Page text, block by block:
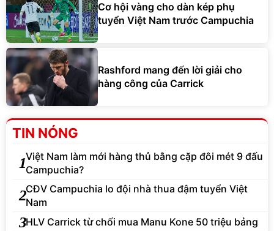
Cơ hội vàng cho dàn kép phụ
tuyển Việt Nam trước Campuchia
Rashford mang đến lời giải cho
hàng công của Carrick
TIN NÓNG
1Việt Nam làm mới hàng thủ bằng cặp đôi mét 9 đấu
Campuchia?
2CĐV Campuchia lo đội nhà thua đậm tuyển Việt
Nam
3HLV Carrick từ chối mua Manu Kone 50 triệu bảng